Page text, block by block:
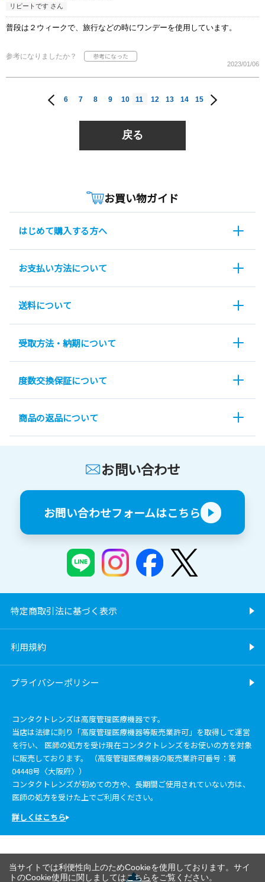
リピートです さん
普段は２ウィークで、旅行などの時にワンデーを使用しています。
参考になりましたか？
2023/01/06
6 7 8 9 10 11 12 13 14 15
戻る
お買い物ガイド
はじめて購入する方へ
お支払い方法について
送料について
受取方法・納期について
度数交換保証について
商品の返品について
お問い合わせ
お問い合わせフォームはこちら
特定商取引法に基づく表示
利用規約
プライバシーポリシー
コンタクトレンズは高度管理医療機器です。
当店は法律に則り「高度管理医療機器等販売業許可」を取得して運営
を行い、 医師の処方を受け現在コンタクトレンズをお使いの方を対象
に販売しております。 （高度管理医療機器の販売業許可番号：第
04448号〈大阪府〉）
コンタクトレンズが初めての方や、長期間ご使用されていない方は、
医師の処方を受けた上でご利用ください。
詳しくはこちら
当サイトでは利便性向上のためCookieを使用しております。サイ
トのCookie使用に関しましてはこちらをご覧ください。